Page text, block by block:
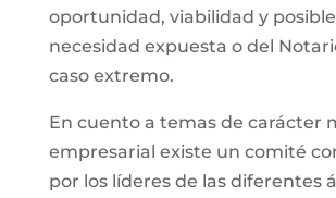
oportunidad, viabilidad y posible
necesidad expuesta o del
caso extremo.
En cuento a temas de carácter
empresarial existe un comité
por los líderes de las diferentes